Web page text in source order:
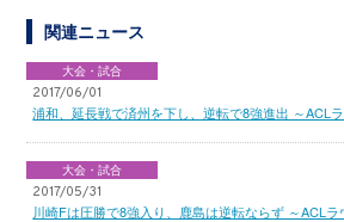
関連ニュース
大会・試合
2017/06/01
浦和、延長戦で済州を下し、逆転で8強進出 ～ACL
大会・試合
2017/05/31
川崎Fは圧勝で8強入り、鹿島は逆転ならず ～ACL